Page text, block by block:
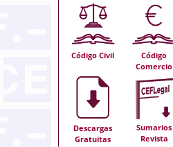
Código Civil
Código
Comercio
Descargas
Gratuitas
Sumarios
Revista